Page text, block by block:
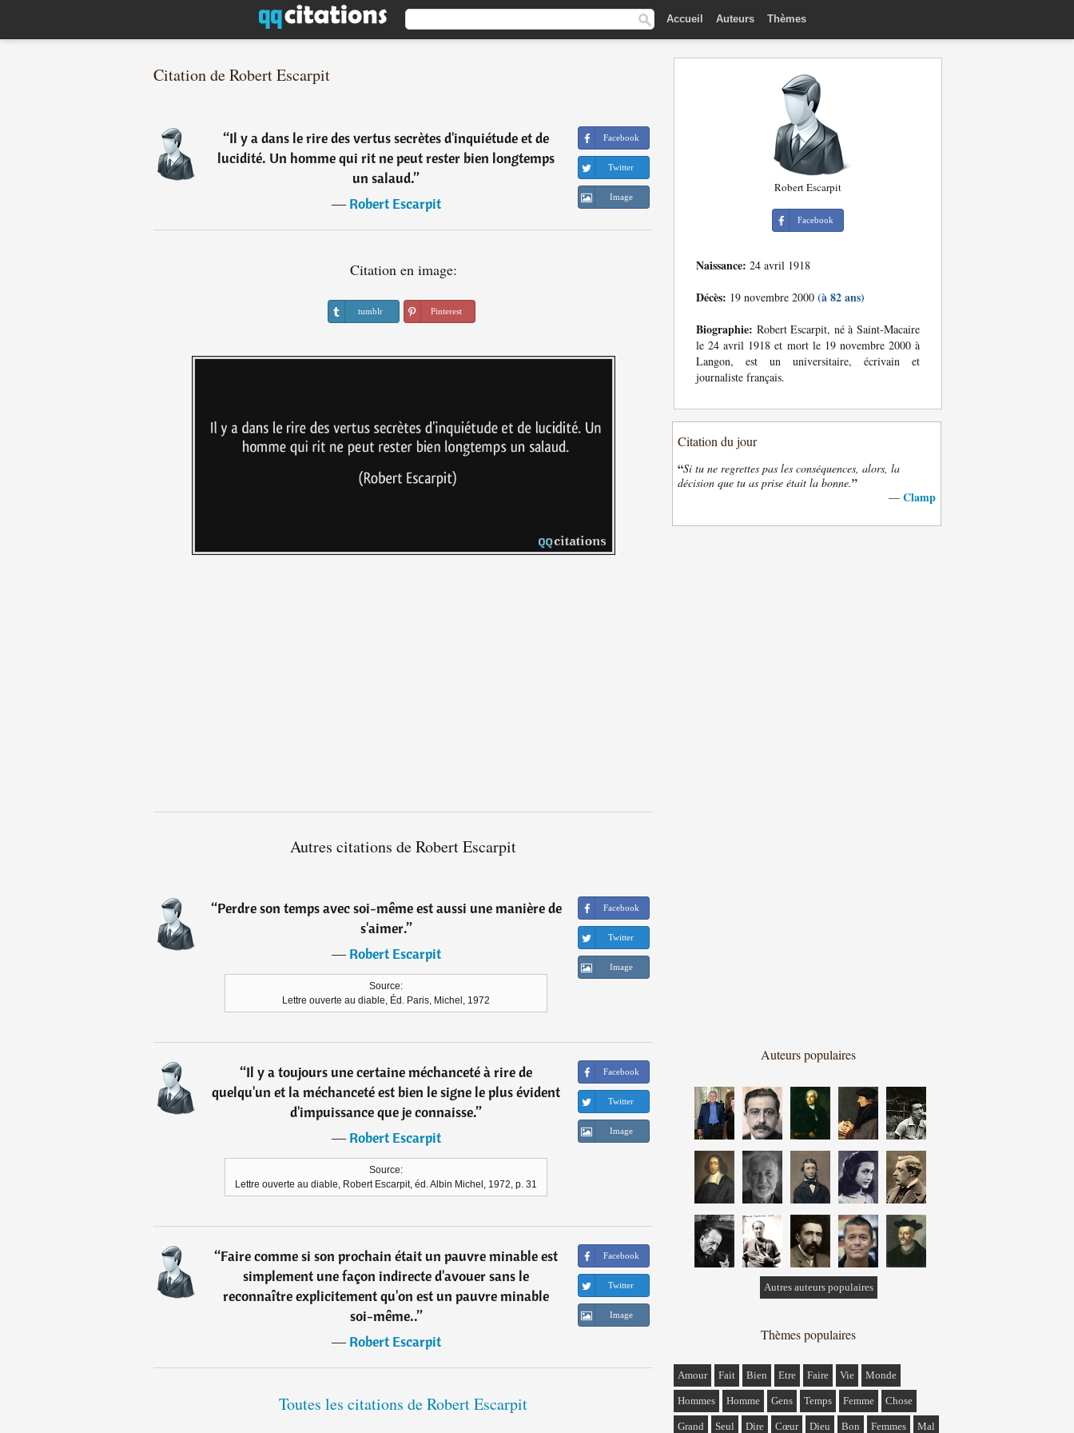
Accueil Auteurs Thèmes
Citation de Robert Escarpit
“Il y a dans le rire des vertus secrètes d'inquiétude et de
lucidité. Un homme qui rit ne peut rester bien longtemps
un salaud.”
―Robert Escarpit
Facebook
Twitter
Image
Citation en image:
tumblr Pinterest
Autres citations de Robert Escarpit
“Perdre son temps avec soi-même est aussi une manière de
s'aimer.”
―Robert Escarpit
Source:
Lettre ouverte au diable, Éd. Paris, Michel, 1972
Facebook
Twitter
Image
“Il y a toujours une certaine méchanceté à rire de
quelqu'un et la méchanceté est bien le signe le plus évident
d'impuissance que je connaisse.”
―Robert Escarpit
Source:
Lettre ouverte au diable, Robert Escarpit, éd. Albin Michel, 1972, p. 31
Facebook
Twitter
Image
“Faire comme si son prochain était un pauvre minable est
simplement une façon indirecte d'avouer sans le
reconnaître explicitement qu'on est un pauvre minable
soi-même..”
―Robert Escarpit
Facebook
Twitter
Image
Toutes les citations de Robert Escarpit
Robert Escarpit
Facebook
Naissance: 24 avril 1918
Décès: 19 novembre 2000 (à 82 ans)
Biographie: Robert Escarpit, né à Saint-Macaire
le 24 avril 1918 et mort le 19 novembre 2000 à
Langon, est un universitaire, écrivain et
journaliste français.
Citation du jour
“Si tu ne regrettes pas les conséquences, alors, la
décision que tu as prise était la bonne.”
— Clamp
Auteurs populaires
Autres auteurs populaires
Thèmes populaires
Amour Fait Bien Etre Faire Vie Monde
Hommes Homme Gens Temps Femme Chose
Grand Seul Dire Cœur Dieu Bon Femmes Mal